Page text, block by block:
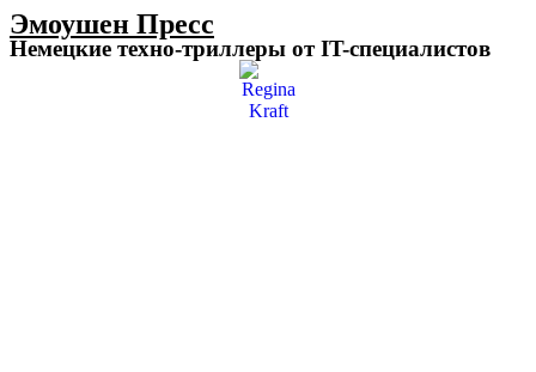
Эмоушен Пресс
Немецкие техно-триллеры от IT-специалистов